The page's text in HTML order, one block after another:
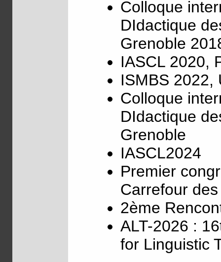
Colloque
DIdactique
Grenoble
IASCL 2020,
ISMBS 2022,
Colloque
DIdactique
Grenoble
IASCL2024
Premier
Carrefour
2ème
ALT-2026 :
for Linguistic